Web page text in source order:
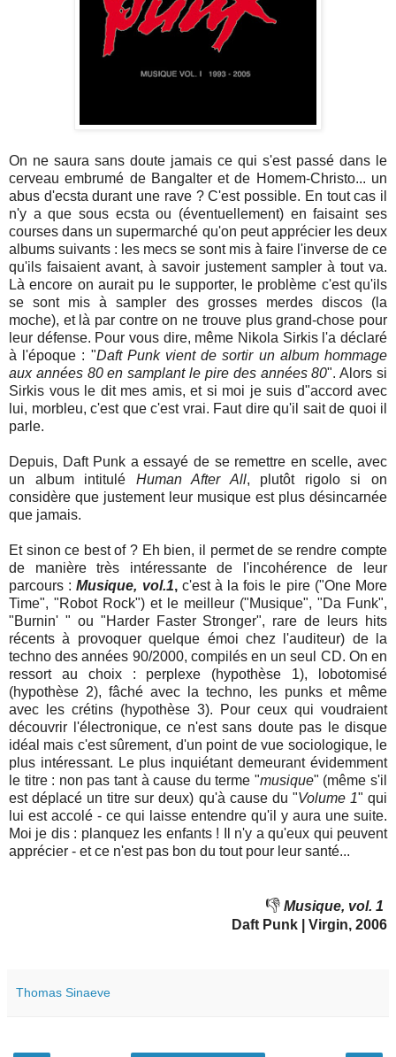
On ne saura sans doute jamais ce qui s'est passé dans le
cerveau embrumé de Bangalter et de Homem-Christo... un
abus d'ecsta durant une rave ? C'est possible. En tout cas il
n'y a que sous ecsta ou (éventuellement) en faisaint ses
courses dans un supermarché qu'on peut apprécier les deux
albums suivants : les mecs se sont mis à faire l'inverse de ce
qu'ils faisaient avant, à savoir justement sampler à tout va.
Là encore on aurait pu le supporter, le problème c'est qu'ils
se sont mis à sampler des grosses merdes discos (la
moche), et là par contre on ne trouve plus grand-chose pour
leur défense. Pour vous dire, même Nikola Sirkis l'a déclaré
à l'époque : "Daft Punk vient de sortir un album hommage
aux années 80 en samplant le pire des années 80". Alors si
Sirkis vous le dit mes amis, et si moi je suis d"accord avec
lui, morbleu, c'est que c'est vrai. Faut dire qu'il sait de quoi il
parle.
Depuis, Daft Punk a essayé de se remettre en scelle, avec
un album intitulé Human After All, plutôt rigolo si on
considère que justement leur musique est plus désincarnée
que jamais.
Et sinon ce best of ? Eh bien, il permet de se rendre compte
de manière très intéressante de l'incohérence de leur
parcours :Musique, vol.1,c'est à la fois le pire ("One More
Time", "Robot Rock") et le meilleur ("Musique", "Da Funk",
"Burnin' " ou "Harder Faster Stronger", rare de leurs hits
récents à provoquer quelque émoi chez l'auditeur) de la
techno des années 90/2000, compilés en un seul CD. On en
ressort au choix : perplexe (hypothèse 1), lobotomisé
(hypothèse 2), fâché avec la techno, les punks et même
avec les crétins (hypothèse 3). Pour ceux qui voudraient
découvrir l'électronique, ce n'est sans doute pas le disque
idéal mais c'est sûrement, d'un point de vue sociologique, le
plus intéressant. Le plus inquiétant demeurant évidemment
le titre : non pas tant à cause du terme "musique" (même s'il
est déplacé un titre sur deux) qu'à cause du "Volume 1" qui
lui est accolé - ce qui laisse entendre qu'il y aura une suite.
Moi je dis : planquez les enfants ! Il n'y a qu'eux qui peuvent
apprécier - et ce n'est pas bon du tout pour leur santé...
👎 Musique, vol. 1
Daft Punk | Virgin, 2006
Thomas Sinaeve